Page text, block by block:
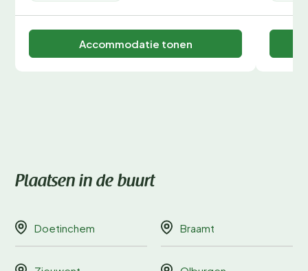
Accommodatie tonen
Plaatsen in de buurt
Doetinchem Braamt